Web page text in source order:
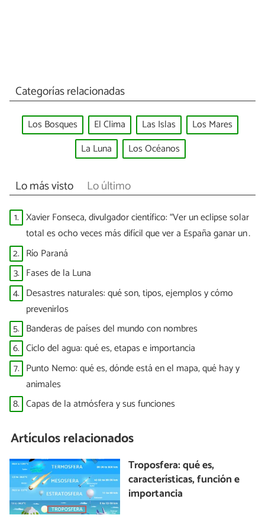
Categorías relacionadas
Los Bosques El Clima Las Islas
Los Mares
La Luna
Los Océanos
Lo más visto Lo último
1. Xavier Fonseca, divulgador científico: “Ver un eclipse solar
total es ocho veces más difícil que ver a España ganar un
Mundial”
2. Río Paraná
3. Fases de la Luna
4. Desastres naturales: qué son, tipos, ejemplos y cómo
prevenirlos
5. Banderas de países del mundo con nombres
6. Ciclo del agua: qué es, etapas e importancia
7. Punto Nemo: qué es, dónde está en el mapa, qué hay y
animales
8. Capas de la atmósfera y sus funciones
Artículos relacionados
Troposfera: qué es,
características, función e
importancia